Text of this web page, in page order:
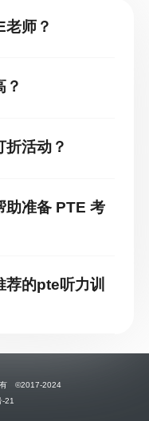
老师？
？
活动？
助准备 PTE 考
荐的pte听力训
有 ©2017-2024
21